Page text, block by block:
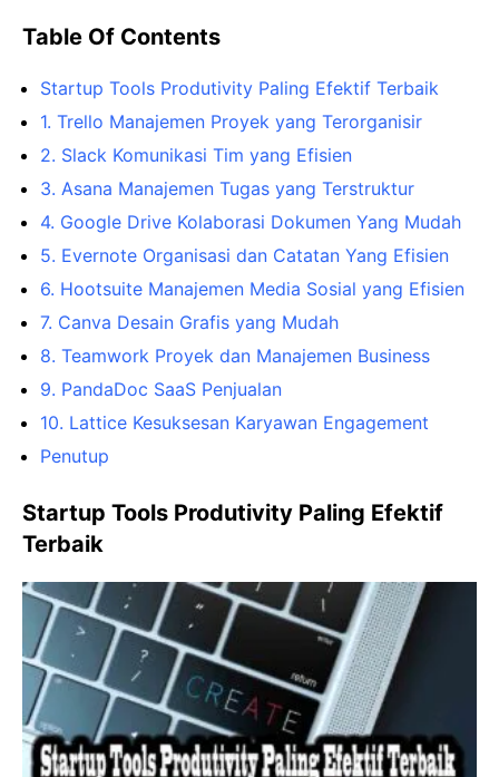
Table Of Contents
Startup Tools Produtivity Paling Efektif Terbaik
1. Trello Manajemen Proyek yang Terorganisir
2. Slack Komunikasi Tim yang Efisien
3. Asana Manajemen Tugas yang Terstruktur
4. Google Drive Kolaborasi Dokumen Yang Mudah
5. Evernote Organisasi dan Catatan Yang Efisien
6. Hootsuite Manajemen Media Sosial yang Efisien
7. Canva Desain Grafis yang Mudah
8. Teamwork Proyek dan Manajemen Business
9. PandaDoc SaaS Penjualan
10. Lattice Kesuksesan Karyawan Engagement
Penutup
Startup Tools Produtivity Paling Efektif
Terbaik